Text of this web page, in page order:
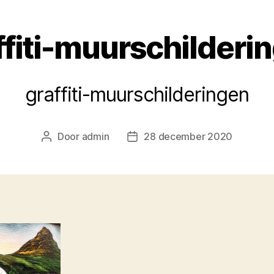
graffiti-muurschilderingen
Berichtauteur
Door admin Berichtdatum
28 december 2020